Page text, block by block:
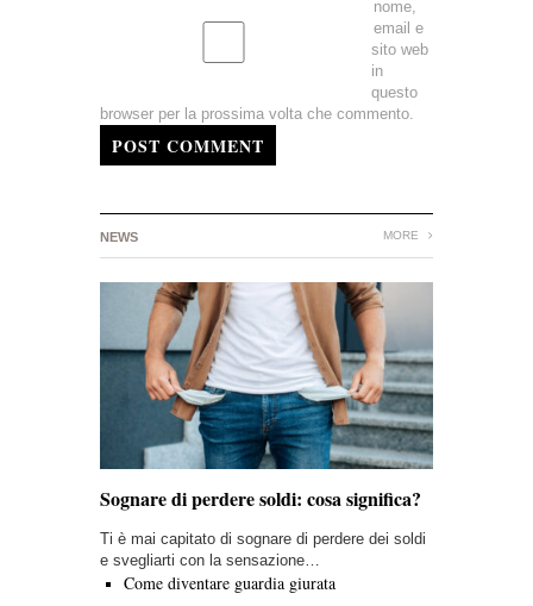
nome,
email e
sito web
in
questo
browser per la prossima volta che commento.
POST COMMENT
NEWS MORE
Sognare di perdere soldi: cosa significa?
Ti è mai capitato di sognare di perdere dei soldi
e svegliarti con la sensazione…
Come diventare guardia giurata